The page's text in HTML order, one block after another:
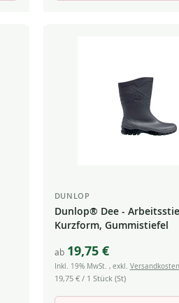
DUNLOP
Dunlop® Dee -
Kurzform, Gummistiefel
ab 19,75 €
Inkl. 19% MwSt. , exkl. Versandkosten
19,75 €/ 1 Stück (St)